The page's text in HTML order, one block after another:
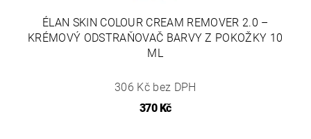
ÉLAN SKIN COLOUR CREAM REMOVER 2.0 –
KRÉMOVÝ ODSTRAŇOVAČ BARVY Z POKOŽKY 10
ML
306 Kč bez DPH
370 Kč